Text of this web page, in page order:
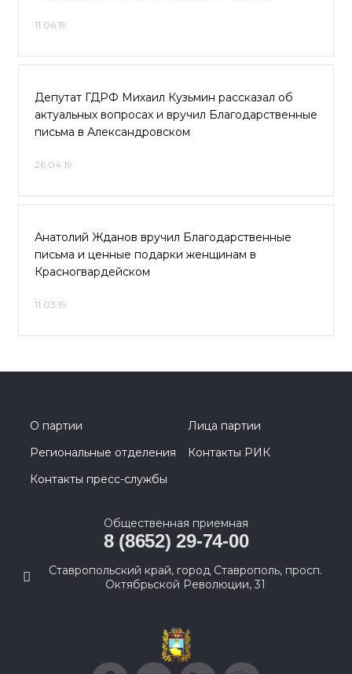
11.06.19
Депутат ГДРФ Михаил Кузьмин рассказал об
актуальных вопросах и вручил Благодарственные
письма в Александровском
26.04.19
Анатолий Жданов вручил Благодарственные
письма и ценные подарки женщинам в
Красногвардейском
11.03.19
О партии
Лица партии
Региональные отделения
Контакты РИК
Контакты пресс-службы
Общественная приемная
8 (8652) 29-74-00
Ставропольский край, город Ставрополь, просп.
Октябрьской Революции, 31